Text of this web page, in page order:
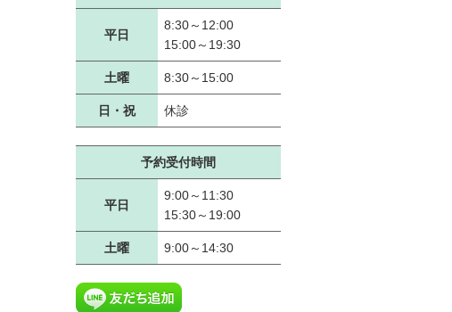
平日
8:30～12:00
15:00～19:30
土曜 8:30～15:00
日・祝 休診
予約受付時間
平日
9:00～11:30
15:30～19:00
土曜 9:00～14:30